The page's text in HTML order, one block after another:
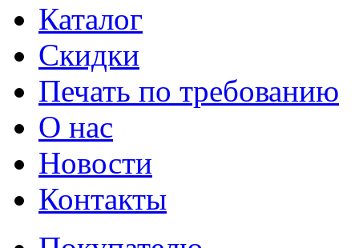
Каталог
Cкидки
Печать по требованию
О нас
Новости
Контакты